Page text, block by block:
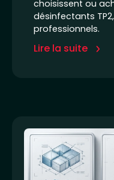
choisissent ou
désinfectants
professionnels.
Lire la suite